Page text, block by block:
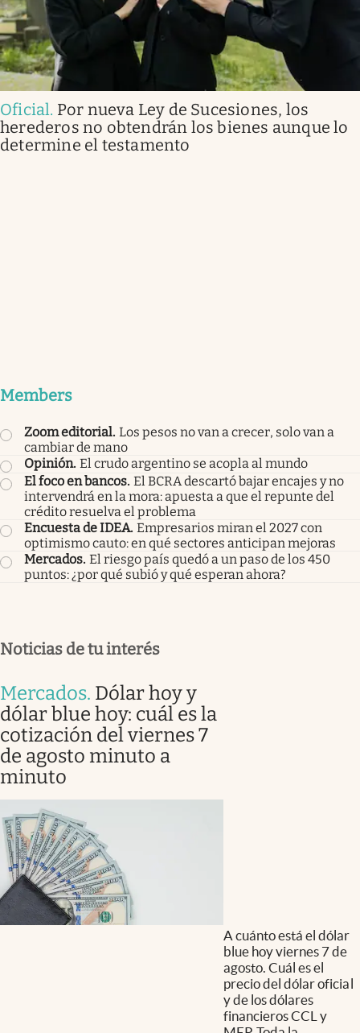
Oficial. Por nueva Ley de Sucesiones, los
herederos no obtendrán los bienes aunque lo
determine el testamento
Members
Zoom editorial. Los pesos no van a crecer, solo van a
cambiar de mano
Opinión. El crudo argentino se acopla al mundo
El foco en bancos. El BCRA descartó bajar encajes y no
intervendrá en la mora: apuesta a que el repunte del
crédito resuelva el problema
Encuesta de IDEA. Empresarios miran el 2027 con
optimismo cauto: en qué sectores anticipan mejoras
Mercados. El riesgo país quedó a un paso de los 450
puntos: ¿por qué subió y qué esperan ahora?
Noticias de tu interés
Mercados. Dólar hoy y
dólar blue hoy: cuál es la
cotización del viernes 7
de agosto minuto a
minuto
A cuánto está el dólar
blue hoy viernes 7 de
agosto. Cuál es el
precio del dólar oficial
y de los dólares
financieros CCL y